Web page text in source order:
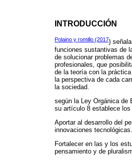
INTRODUCCIÓN
Polaino y romillo (2017)
funciones sustantivas de
de solucionar problemas
profesionales, que
de la teoría con la
la perspectiva de cada
la sociedad.
según la Ley Orgánica de
su artículo 8 establece
Aportar al desarrollo del
innovaciones tecnológicas.
Fortalecer en las y los
pensamiento y de